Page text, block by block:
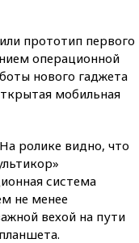
прототип первого
операционной
нового гаджета
мобильная
ролике видно, что
система
не менее
вехой на пути